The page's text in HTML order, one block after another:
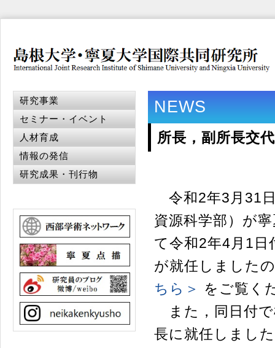
NEWS
所長，副所長交
令和2年3月31
資源科学部）が
て令和2年4月1日
が就任しました
ちら＞
をご覧く
また，同日付で
長に就任しまし
研究事業
セミナー・イベント
人材育成
情報の発信
研究成果・刊行物